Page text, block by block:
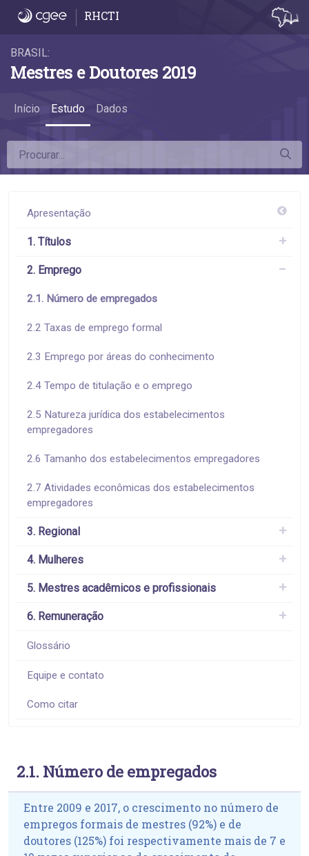
2.1. Número de empregados - 2.1. Número
RHCTI
BRASIL:
Mestres e Doutores 2019
Início Estudo Dados
Apresentação
1. Títulos
2. Emprego
2.1. Número de empregados
2.2 Taxas de emprego formal
2.3 Emprego por áreas do conhecimento
2.4 Tempo de titulação e o emprego
2.5 Natureza jurídica dos estabelecimentos
empregadores
2.6 Tamanho dos estabelecimentos empregadores
2.7 Atividades econômicas dos estabelecimentos
empregadores
3. Regional
4. Mulheres
5. Mestres acadêmicos e profissionais
6. Remuneração
Glossário
Equipe e contato
Como citar
2.1. Número de empregados
Entre 2009 e 2017, o crescimento no número de
empregos formais de mestres (92%) e de
doutores (125%) foi respectivamente mais de 7 e